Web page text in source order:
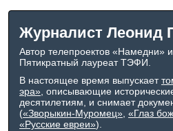
Журналист Леонид
Автор телепроектов «Намедни» и
Пятикратный лауреат ТЭФИ.
В настоящее время выпускает
эра», описывающие
десятилетиям, и снимает
(«Зворыкин-Муромец», «Глаз
«Русские евреи»).